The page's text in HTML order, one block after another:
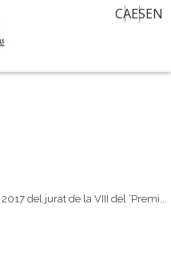
CAESEN
del jurat de la VIII del ‘Premi...